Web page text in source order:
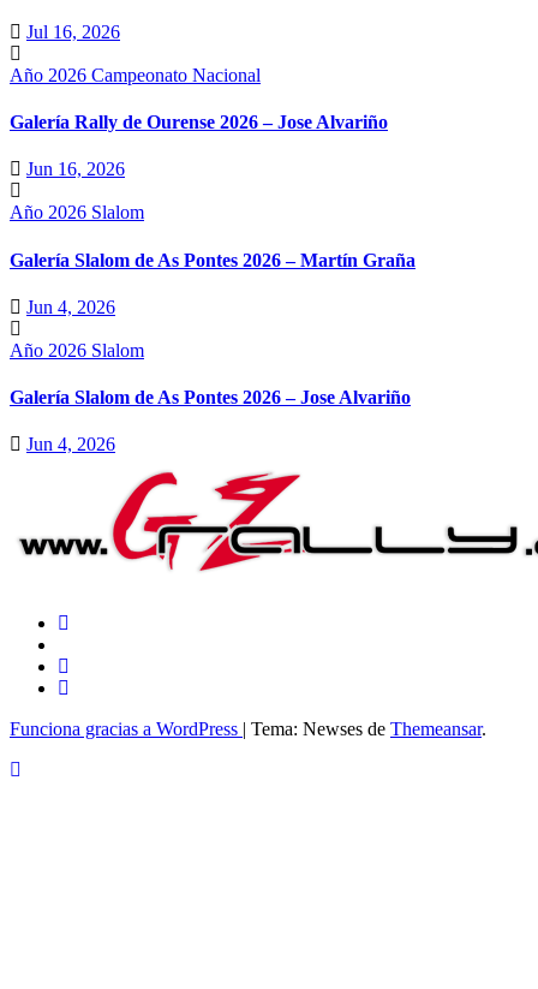
Jul 16, 2026
Año 2026 Campeonato Nacional
Galería Rally de Ourense 2026 – Jose Alvariño
Jun 16, 2026
Año 2026 Slalom
Galería Slalom de As Pontes 2026 – Martín Graña
Jun 4, 2026
Año 2026 Slalom
Galería Slalom de As Pontes 2026 – Jose Alvariño
Jun 4, 2026
Funciona gracias a WordPress Tema: Newses de Themeansar.